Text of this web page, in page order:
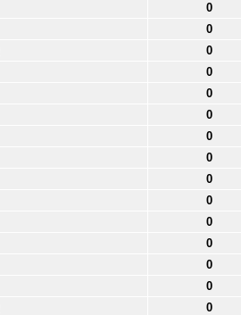
0
0
0
0
0
0
0
0
0
0
0
0
0
0
0